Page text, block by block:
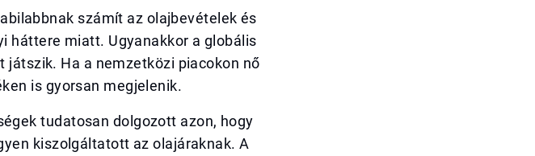
számít az olajbevételek és
háttere miatt. Ugyanakkor a globális
Ha a nemzetközi piacokon nő
is gyorsan megjelenik.
tudatosan dolgozott azon, hogy
kiszolgáltatott az olajáraknak. A